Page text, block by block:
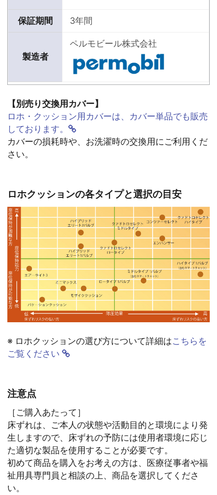
保証期間 3年間
製造者
ペルモビール株式会社
【別売り交換用カバー】
ロホ・クッション用カバーは、カバー単品でも販売
しております。
カバーの損耗時や、お洗濯時の交換用にご利用くだ
さい。
ロホクッションの各タイプと選択の目安
※ ロホクッションの選び方について詳細はこちらを
ご覧ください
注意点
［ご購入あたって］
床ずれは、ご本人の状態や活動目的と環境により発
生しますので、床ずれの予防には使用者環境に応じ
た適切な製品を使用することが必要です。
初めて商品を購入をお考えの方は、医療従事者や福
祉用具専門員と相談の上、商品を選択してくださ
い。